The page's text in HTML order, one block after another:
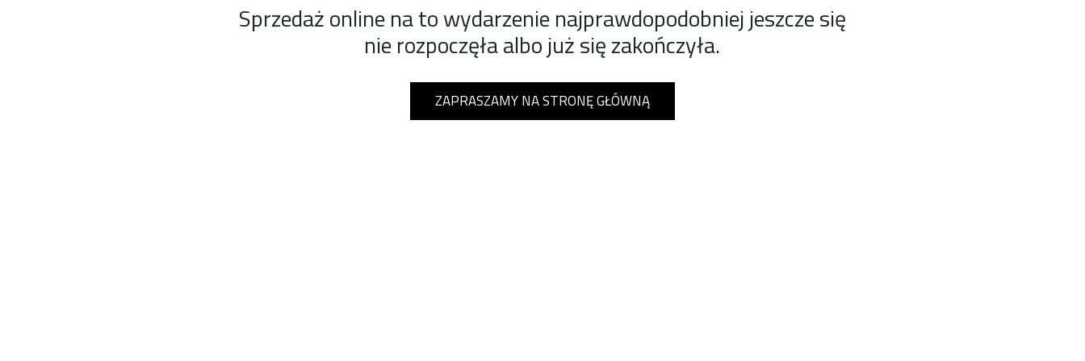
Sprzedaż online na to wydarzenie najprawdopodobniej jeszcze się
nie rozpoczęła albo już się zakończyła.
ZAPRASZAMY NA STRONĘ GŁÓWNĄ